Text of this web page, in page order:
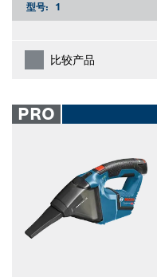
型号: 1
比较产品
PRO